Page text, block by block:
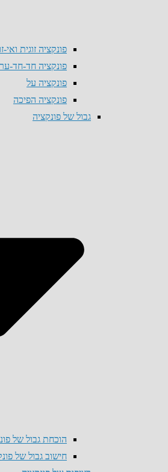
פונקציה זוגית ואי-
פונקציה חד-חד-
פונקציה על
פונקציה הפיכה
גבול של פונקציה
הוכחת גבול של
חישוב גבול של